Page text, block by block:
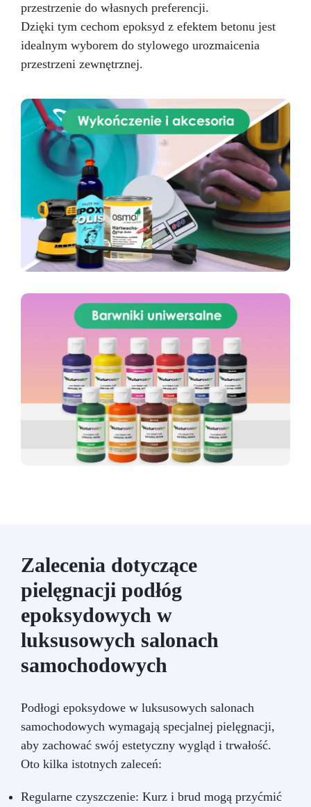
przestrzenie do własnych preferencji.
Dzięki tym cechom epoksyd z efektem betonu jest
idealnym wyborem do stylowego urozmaicenia
przestrzeni zewnętrznej.
Zalecenia dotyczące
pielęgnacji podłóg
epoksydowych w
luksusowych salonach
samochodowych
Podłogi epoksydowe w luksusowych salonach
samochodowych wymagają specjalnej pielęgnacji,
aby zachować swój estetyczny wygląd i trwałość.
Oto kilka istotnych zaleceń:
Regularne czyszczenie: Kurz i brud mogą przyćmić